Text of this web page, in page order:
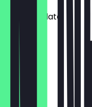
Hot chocolate
€ 3,80
Brownie
€ 3,60
Macchiato